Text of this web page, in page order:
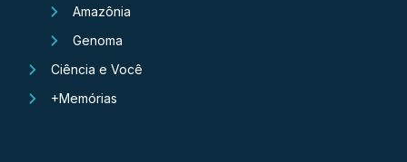
Amazônia
Genoma
Ciência e Você
+Memórias